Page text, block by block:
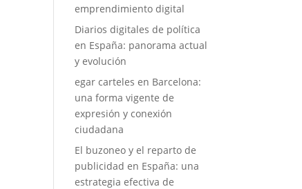
emprendimiento digital
Diarios digitales de política
en España: panorama actual
y evolución
egar carteles en Barcelona:
una forma vigente de
expresión y conexión
ciudadana
El buzoneo y el reparto de
publicidad en España: una
estrategia efectiva de